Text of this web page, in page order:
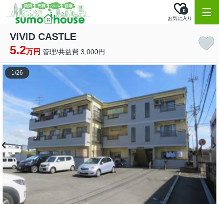
お気に入り
0
VIVID CASTLE
5.2万円 管理/共益費 3,000円
1/26